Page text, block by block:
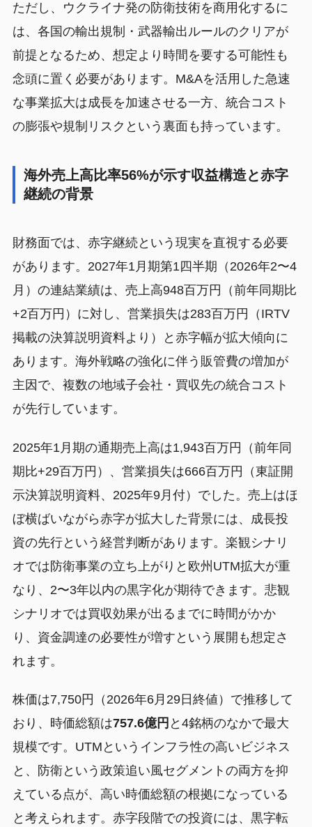
ただし、ウクライナ発の防衛技術を商用化するに
は、各国の輸出規制・武器輸出ルールのクリアが
前提となるため、想定より時間を要する可能性も
念頭に置く必要があります。M&Aを活用した急速
な事業拡大は成長を加速させる一方、統合コスト
の膨張や規制リスクという裏面も持っています。
海外売上高比率56%が示す収益構造と赤字
継続の背景
財務面では、赤字継続という現実を直視する必要
があります。2027年1月期第1四半期（2026年2〜4
月）の連結業績は、売上高948百万円（前年同期比
+2百万円）に対し、営業損失は283百万円（IRTV
掲載の決算説明資料より）と赤字幅が拡大傾向に
あります。海外戦略の強化に伴う販管費の増加が
主因で、複数の地域子会社・買収先の統合コスト
が先行しています。
2025年1月期の通期売上高は1,943百万円（前年同
期比+29百万円）、営業損失は666百万円（東証開
示決算説明資料、2025年9月付）でした。売上はほ
ぼ横ばいながら赤字が拡大した背景には、成長投
資の先行という経営判断があります。楽観シナリ
オでは防衛事業の立ち上がりと欧州UTM拡大が重
なり、2〜3年以内の黒字化が期待できます。悲観
シナリオでは買収効果が出るまでに時間がかか
り、資金調達の必要性が増すという展開も想定さ
れます。
株価は7,750円（2026年6月29日終値）で推移して
おり、時価総額は757.6億円 と4銘柄のなかで最大
規模です。UTMというインフラ性の高いビジネス
と、防衛という政策追い風セグメントの両方を抑
えている点が、高い時価総額の根拠になっている
と考えられます。赤字段階での投資には、黒字転